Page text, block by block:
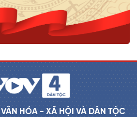
HÓA - XÃ HỘI VÀ DÂN TỘC